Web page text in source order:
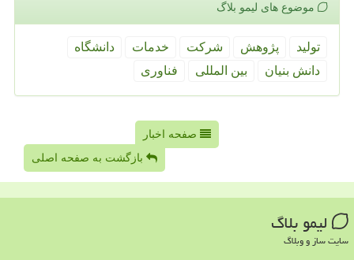
موضوع های لیمو بلاگ
تولید پژوهش شركت خدمات
دانشگاه
دانش بنیان
بین المللی فناوری
صفحه اخبار
بازگشت به صفحه اصلی
لیمو بلاگ
سایت ساز و وبلاگ